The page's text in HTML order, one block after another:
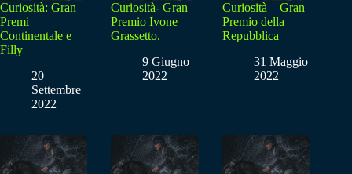
Curiosità: Gran
Premi
Continentale e
Filly
20
Settembre
2022
Curiosità- Gran
Premio Ivone
Grassetto.
9 Giugno
2022
Curiosità – Gran
Premio della
Repubblica
31 Maggio
2022